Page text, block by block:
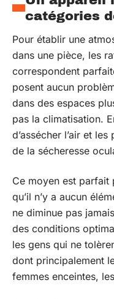
catégories
Pour établir une
dans une pièce, les
correspondent
posent aucun
dans des espaces
pas la climatisation.
d’assécher l’air et
de la sécheresse
Ce moyen est parfait
qu’il n’y a aucun
ne diminue pas
des conditions
les gens qui ne
dont principalement
femmes enceintes,